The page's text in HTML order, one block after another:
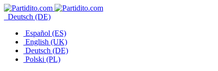
Deutsch (DE)
Español (ES)
English (UK)
Deutsch (DE)
Polski (PL)